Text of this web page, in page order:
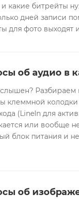
какие битрейты
дней записи
для фото выходят
об аудио в
клеммной колодки
(LineIn для
или вообще
блок питания и
об